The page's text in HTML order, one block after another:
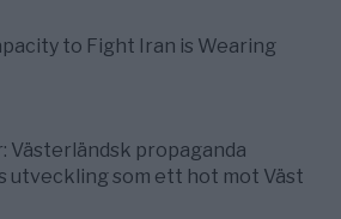
to Fight Iran is Wearing
Västerländsk propaganda
utveckling som ett hot mot Väst